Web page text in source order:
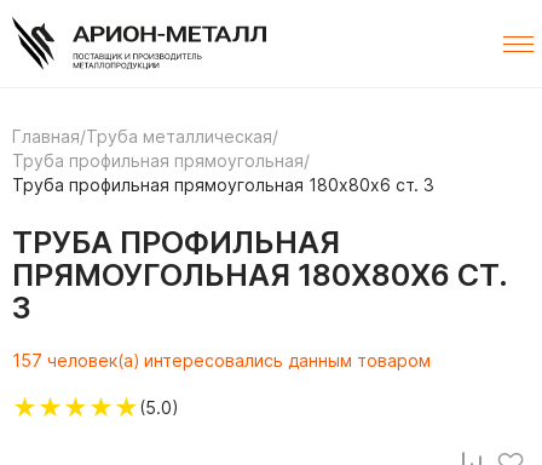
Главная/Труба металлическая/
Труба профильная прямоугольная/
Труба профильная прямоугольная 180х80х6 ст. 3
ТРУБА ПРОФИЛЬНАЯ
ПРЯМОУГОЛЬНАЯ 180Х80Х6 СТ.
3
157 человек(а) интересовались данным товаром
★★★★★(5.0)